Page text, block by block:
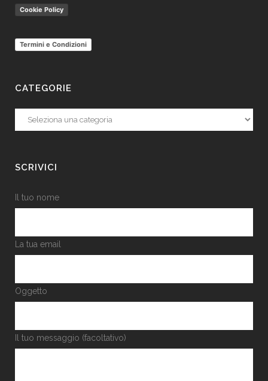
Cookie Policy
Termini e Condizioni
CATEGORIE
Categorie
SCRIVICI
Il tuo nome
La tua email
Oggetto
Il tuo messaggio (facoltativo)